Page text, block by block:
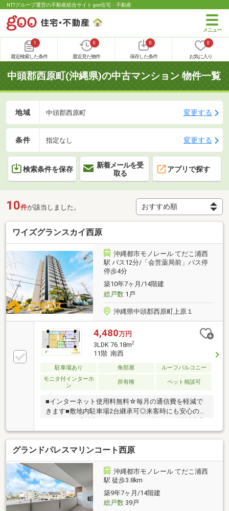
NTTグループ運営の不動産総合サイト goo住宅・不動産
1
最近検索した条件
0
最近見た物件
0
保存した条件
0
お気に入り
中頭郡西原町(沖縄県)の中古マンション 物件一覧
地域 中頭郡西原町 変更する
条件 指定なし 変更する
検索条件を保存
新着メールを受
取る
アプリで探す
10件が該当しました。
ワイズグランスカイ西原
沖縄都市モノレール てだこ浦西
駅 バス12分/「会営薬局前」バス停
停歩4分
築10年7ヶ月/14階建
総戸数1戸
沖縄県中頭郡西原町上原１
4,480万円
3LDK 76.18m2
11階 南西
駐車場あり 角部屋
ルーフバルコニー
モニタ付インターホ
ン
所有権 ペット相談可
■インターネット使用料無料☆毎月の通信費を軽減で
きます■敷地内駐車場2台継承可◎来客時にも安心のカ
の『ここハウス』にぜひご相談ください！ お客様一人
ひとりのライフスタイルに合わせて、最適な住まい選
びをサポートいたします。 ◆ 最新物件情報を毎日更
新 ◆ 当日のご見学も大歓迎！ ◆ 住宅ローンのご相談
もトータルサポート！ ◆ 地域密着の情報力とスピー
ド対応で、理想の住まい探しをここハウスが全力でお
手伝いいたします！
グランドパレスマリンコート西原
沖縄都市モノレール てだこ浦西
駅 徒歩3.8km
築9年7ヶ月/14階建
総戸数39戸